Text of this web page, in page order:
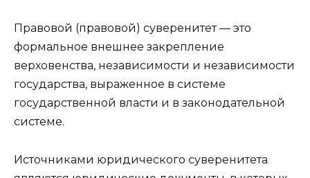
Правовой (правовой) суверенитет — это
формальное внешнее закрепление
верховенства, независимости и независимости
государства, выраженное в системе
государственной власти и в законодательной
системе.
Источниками юридического суверенитета